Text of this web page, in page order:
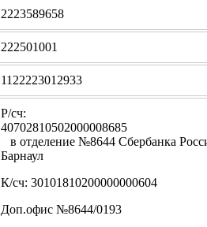
2223589658
222501001
1122223012933
Р/сч:
в отделение №8644 Сбербанка
Барнаул
К/сч: 30101810200000000604
Доп.офис №8644/0193